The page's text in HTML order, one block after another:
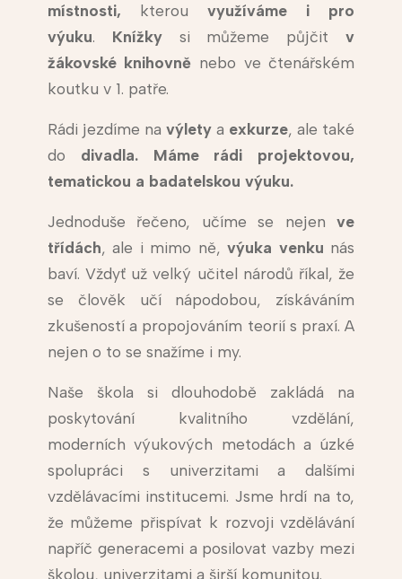
místnosti, kterou využíváme i pro
výuku. Knížkysi můžeme půjčitv
žákovské knihovně nebo ve čtenářském
koutku v 1. patře.
Rádi jezdíme na výletya exkurze, ale také
do divadla. Máme rádi projektovou,
tematickou a badatelskou výuku.
Jednoduše řečeno, učíme se nejenve
třídách, ale i mimo ně,výuka venku nás
baví. Vždyť už velký učitel národů říkal, že
se člověk učí nápodobou, získáváním
zkušeností a propojováním teorií s praxí. A
nejen o to se snažíme i my.
Naše škola si dlouhodobě zakládá na
poskytování kvalitního vzdělání,
moderních výukových metodách a úzké
spolupráci s univerzitami a dalšími
vzdělávacími institucemi. Jsme hrdí na to,
že můžeme přispívat k rozvoji vzdělávání
napříč generacemi a posilovat vazby mezi
školou, univerzitami a širší komunitou.